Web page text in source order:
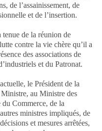
de l’assainissement, de
et de l’insertion.
tenue de la réunion de
contre la vie chère qu’il a
des associations de
et du Patronat.
le Président de la
au Ministre des
Commerce, de la
ministres impliqués, de
et mesures arrêtées,